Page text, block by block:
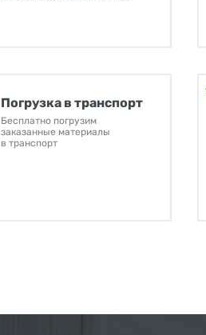
Погрузка в транспорт
Бесплатно погрузим
заказанные материалы
в транспорт